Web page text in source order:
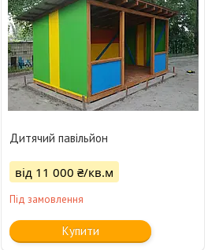
Дитячий павільйон
від 11 000 ₴/кв.м
Під замовлення
Купити